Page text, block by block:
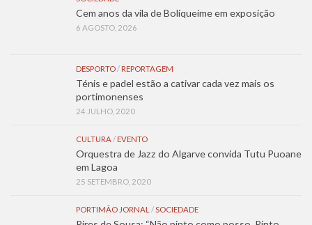
Cem anos da vila de Boliqueime em exposição
6 AGOSTO, 2026
DESPORTO/ REPORTAGEM
Ténis e padel estão a cativar cada vez mais os
portimonenses
24 JULHO, 2020
CULTURA/ EVENTO
Orquestra de Jazz do Algarve convida Tutu Puoane
em Lagoa
25 SETEMBRO, 2020
PORTIMÃO JORNAL /SOCIEDADE